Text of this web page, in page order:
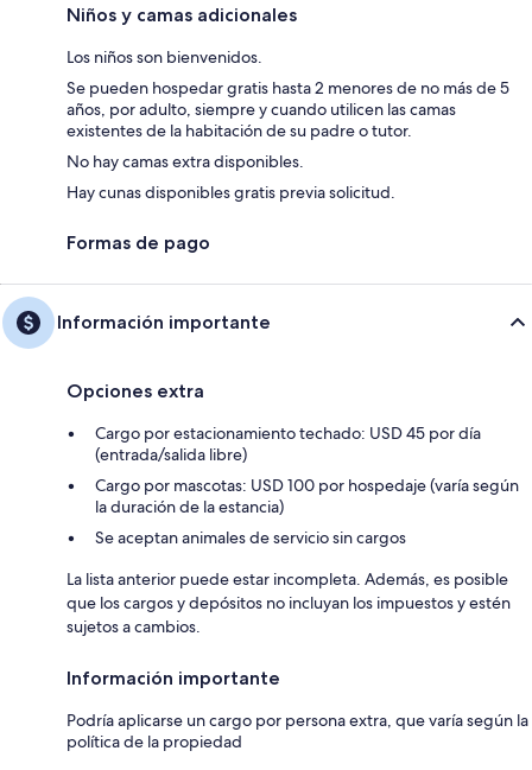
Niños y camas adicionales
Los niños son bienvenidos.
Se pueden hospedar gratis hasta 2 menores de no más de 5
años, por adulto, siempre y cuando utilicen las camas
existentes de la habitación de su padre o tutor.
No hay camas extra disponibles.
Hay cunas disponibles gratis previa solicitud.
Formas de pago
Información importante
Opciones extra
Cargo por estacionamiento techado: USD 45 por día
(entrada/salida libre)
Cargo por mascotas: USD 100 por hospedaje (varía según
la duración de la estancia)
Se aceptan animales de servicio sin cargos
La lista anterior puede estar incompleta. Además, es posible
que los cargos y depósitos no incluyan los impuestos y estén
sujetos a cambios.
Información importante
Podría aplicarse un cargo por persona extra, que varía según la
política de la propiedad